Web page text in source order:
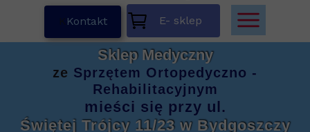
Kontakt
Sklep Medyczny
ze Sprzętem Ortopedyczno -
Rehabilitacyjnym
mieści się przy ul.
Świętej Trójcy 11/23 w Bydgoszczy
E- sklep